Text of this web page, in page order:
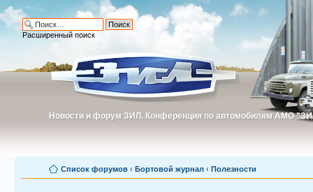
Новости и форум ЗИЛ. Конференция по автомобилям АМО
Новости и форум ЗИЛ. Конференция по автомобилям АМО
Расширенный поиск
Список форумов ‹ Бортовой журнал ‹ Полезности